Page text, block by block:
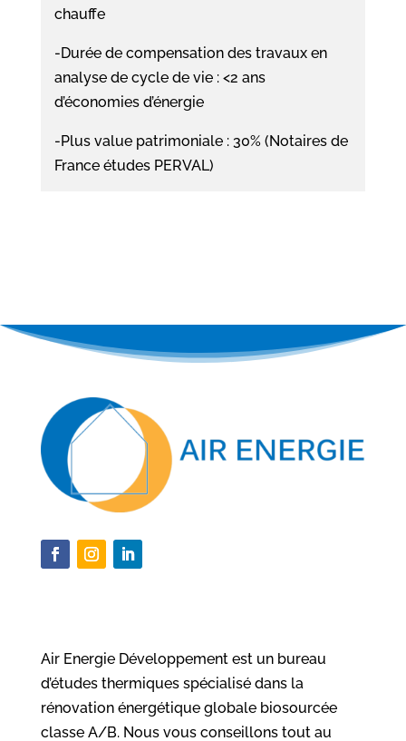
chauffe
-Durée de compensation des travaux en
analyse de cycle de vie : <2 ans
d’économies d’énergie
-Plus value patrimoniale : 30% (Notaires de
France études PERVAL)
Air Energie Développement est un bureau
d’études thermiques spécialisé dans la
rénovation énergétique globale biosourcée
classe A/B. Nous vous conseillons tout au